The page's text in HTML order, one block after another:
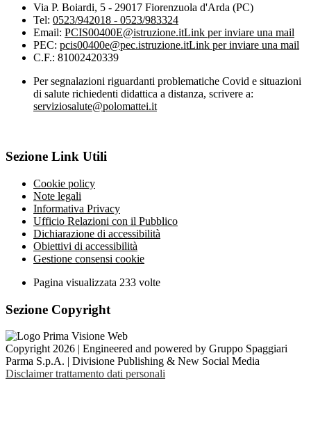
Via P. Boiardi, 5 - 29017 Fiorenzuola d'Arda (PC)
Tel: 0523/942018 - 0523/983324
Email: PCIS00400E@istruzione.itLink per inviare una mail
PEC: pcis00400e@pec.istruzione.itLink per inviare una mail
C.F.: 81002420339
Per segnalazioni riguardanti problematiche Covid e situazioni
di salute richiedenti didattica a distanza, scrivere a:
serviziosalute@polomattei.it
Sezione Link Utili
Cookie policy
Note legali
Informativa Privacy
Ufficio Relazioni con il Pubblico
Dichiarazione di accessibilità
Obiettivi di accessibilità
Gestione consensi cookie
Pagina visualizzata 233 volte
Sezione Copyright
Copyright 2026 | Engineered and powered by Gruppo Spaggiari
Parma S.p.A. | Divisione Publishing & New Social Media
Disclaimer trattamento dati personali